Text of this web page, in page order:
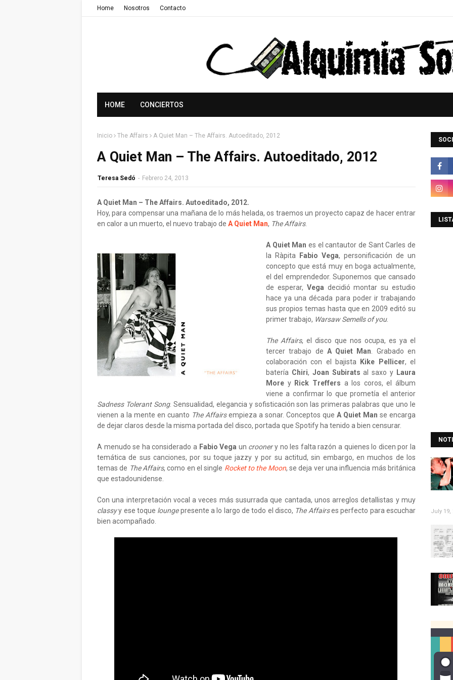
Home Nosotros Contacto
HOME CONCIERTOS
Inicio The Affairs A Quiet Man – The Affairs. Autoeditado, 2012
A Quiet Man – The Affairs. Autoeditado, 2012
Teresa Sedó - Febrero 24, 2013
A Quiet Man – The Affairs. Autoeditado, 2012.
Hoy, para compensar una mañana de lo más helada, os traemos un proyecto capaz de hacer entrar
en calor a un muerto, el nuevo trabajo de A Quiet Man, The Affairs.
A Quiet Man es el cantautor de Sant Carles de
la Ràpita
Fabio Vega, personificación de un
concepto que está muy en boga actualmente,
el del emprendedor. Suponemos que cansado
de esperar, Vega decidió montar su estudio
hace ya una década para poder ir trabajando
sus propios temas hasta que en 2009 editó su
primer trabajo, Warsaw Semells of you.
The Affairs, el disco que nos ocupa, es ya el
tercer trabajo de A Quiet Man . Grabado en
colaboración con el bajista
Kike Pellicer, el
batería Chiri, Joan Subirats al saxo y Laura
More y Rick Treffers a los coros, el álbum
viene a confirmar lo que prometía el anterior
Sadness Tolerant Song. Sensualidad, elegancia y sofisticación son las primeras palabras que uno le
vienen a la mente en cuanto The Affairsempieza a sonar. Conceptos que A Quiet Man se encarga
de dejar claros desde la misma portada del disco, portada que Spotify ha tenido a bien censurar.
A menudo se ha considerado a Fabio Vega un croonery no les falta razón a quienes lo dicen por la
temática de sus canciones, por su toque jazzy y por su actitud, sin embargo, en muchos de los
temas de The Affairs, como en el single Rocket to the Moon, se deja ver una influencia más británica
que estadounidense.
Con una interpretación vocal a veces más susurrada que cantada, unos arreglos detallistas y muy
classyy ese toque loungepresente a lo largo de todo el disco, The Affairses perfecto para escuchar
bien acompañado.
July 19,